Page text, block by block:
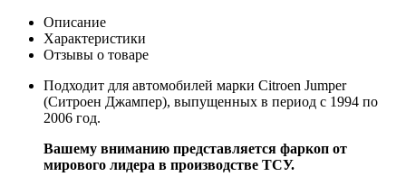
Описание
Характеристики
Отзывы о товаре
Подходит для автомобилей марки Citroen Jumper
(Ситроен Джампер), выпущенных в период с 1994 по
2006 год.
Вашему вниманию представляется фаркоп от
мирового лидера в производстве ТСУ.